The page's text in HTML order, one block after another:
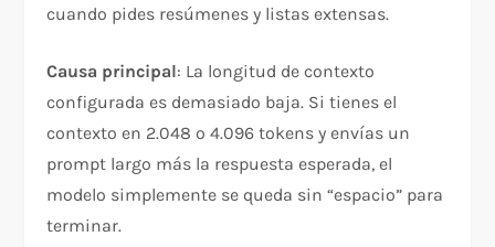
cuando pides resúmenes y listas extensas.
Causa principal: La longitud de contexto
configurada es demasiado baja. Si tienes el
contexto en 2.048 o 4.096 tokens y envías un
prompt largo más la respuesta esperada, el
modelo simplemente se queda sin “espacio” para
terminar.